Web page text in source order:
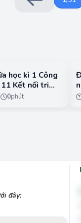
học kì 1 Công
Kết nối tri
nghệ chăn
0phút
đây: